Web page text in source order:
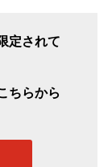
定されて
ちらから